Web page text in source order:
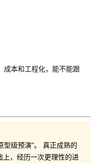
成本和工程化，能不能跟
级预演”。 真正成熟的
，经历一次更理性的进